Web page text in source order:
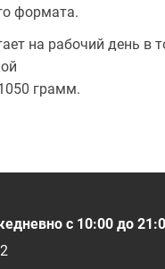
формата.
на рабочий день в
грамм.
с 10:00 до